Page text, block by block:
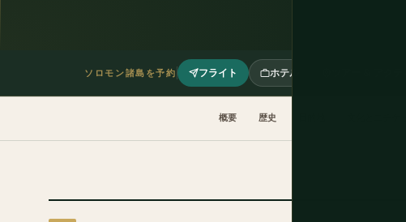
ソロモン諸島を予約 フライト ホテル
概要 歴史